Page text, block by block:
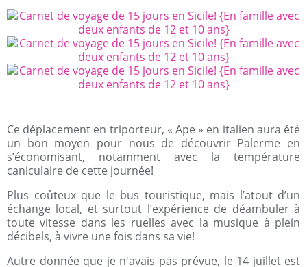
Ce déplacement en triporteur, « Ape » en italien aura été
un bon moyen pour nous de découvrir Palerme en
s’économisant, notamment avec la température
caniculaire de cette journée!
Plus coûteux que le bus touristique, mais l’atout d’un
échange local, et surtout l’expérience de déambuler à
toute vitesse dans les ruelles avec la musique à plein
décibels, à vivre une fois dans sa vie!
Autre donnée que je n'avais pas prévue, le 14 juillet est